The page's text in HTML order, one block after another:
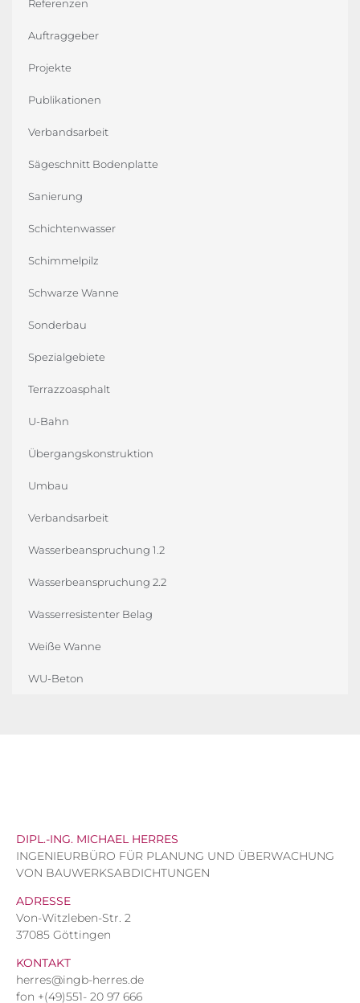
Referenzen
Auftraggeber
Projekte
Publikationen
Verbandsarbeit
Sägeschnitt Bodenplatte
Sanierung
Schichtenwasser
Schimmelpilz
Schwarze Wanne
Sonderbau
Spezialgebiete
Terrazzoasphalt
U-Bahn
Übergangskonstruktion
Umbau
Verbandsarbeit
Wasserbeanspruchung 1.2
Wasserbeanspruchung 2.2
Wasserresistenter Belag
Weiße Wanne
WU-Beton
DIPL.-ING. MICHAEL HERRES
INGENIEURBÜRO FÜR PLANUNG UND ÜBERWACHUNG
VON BAUWERKSABDICHTUNGEN
ADRESSE
Von-Witzleben-Str. 2
37085 Göttingen
KONTAKT
herres@ingb-herres.de
fon +(49)551- 20 97 666